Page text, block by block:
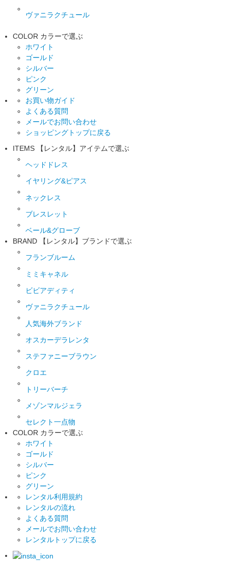
ヴァニラクチュール
COLOR カラーで選ぶ
ホワイト
ゴールド
シルバー
ピンク
グリーン
お買い物ガイド
よくある質問
メールでお問い合わせ
ショッピングトップに戻る
ITEMS
【レンタル】アイテムで選ぶ
ヘッドドレス
イヤリング&ピアス
ネックレス
ブレスレット
ベール&グローブ
BRAND
【レンタル】ブランドで選ぶ
フランブルーム
ミミキャネル
ビビアディティ
ヴァニラクチュール
人気海外ブランド
オスカーデラレンタ
ステファニーブラウン
クロエ
トリーバーチ
メゾンマルジェラ
セレクト一点物
COLOR カラーで選ぶ
ホワイト
ゴールド
シルバー
ピンク
グリーン
レンタル利用規約
レンタルの流れ
よくある質問
メールでお問い合わせ
レンタルトップに戻る